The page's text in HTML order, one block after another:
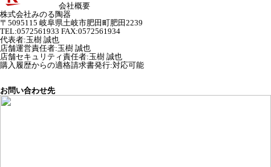
会社概要
株式会社みのる陶器
〒5095115 岐阜県土岐市肥田町肥田2239
TEL:0572561933 FAX:0572561934
代表者:玉樹 誠也
店舗運営責任者:玉樹 誠也
店舗セキュリティ責任者:玉樹 誠也
購入履歴からの適格請求書発行:対応可能
お問い合わせ先